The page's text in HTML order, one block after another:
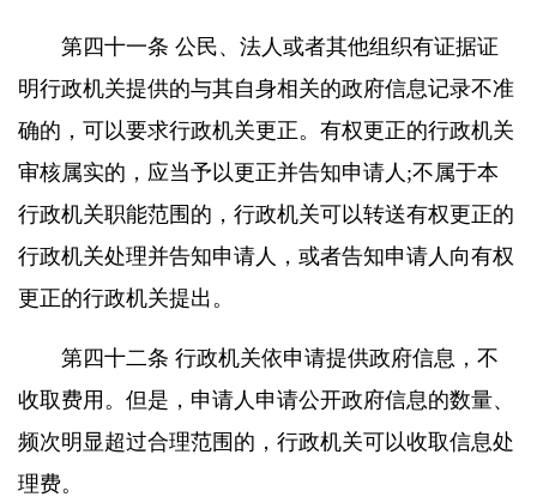
第四十一条 公民、法人或者其他组织有证据证
明行政机关提供的与其自身相关的政府信息记录不准
确的，可以要求行政机关更正。有权更正的行政机关
审核属实的，应当予以更正并告知申请人;不属于本
行政机关职能范围的，行政机关可以转送有权更正的
行政机关处理并告知申请人，或者告知申请人向有权
更正的行政机关提出。
第四十二条 行政机关依申请提供政府信息，不
收取费用。但是，申请人申请公开政府信息的数量、
频次明显超过合理范围的，行政机关可以收取信息处
理费。